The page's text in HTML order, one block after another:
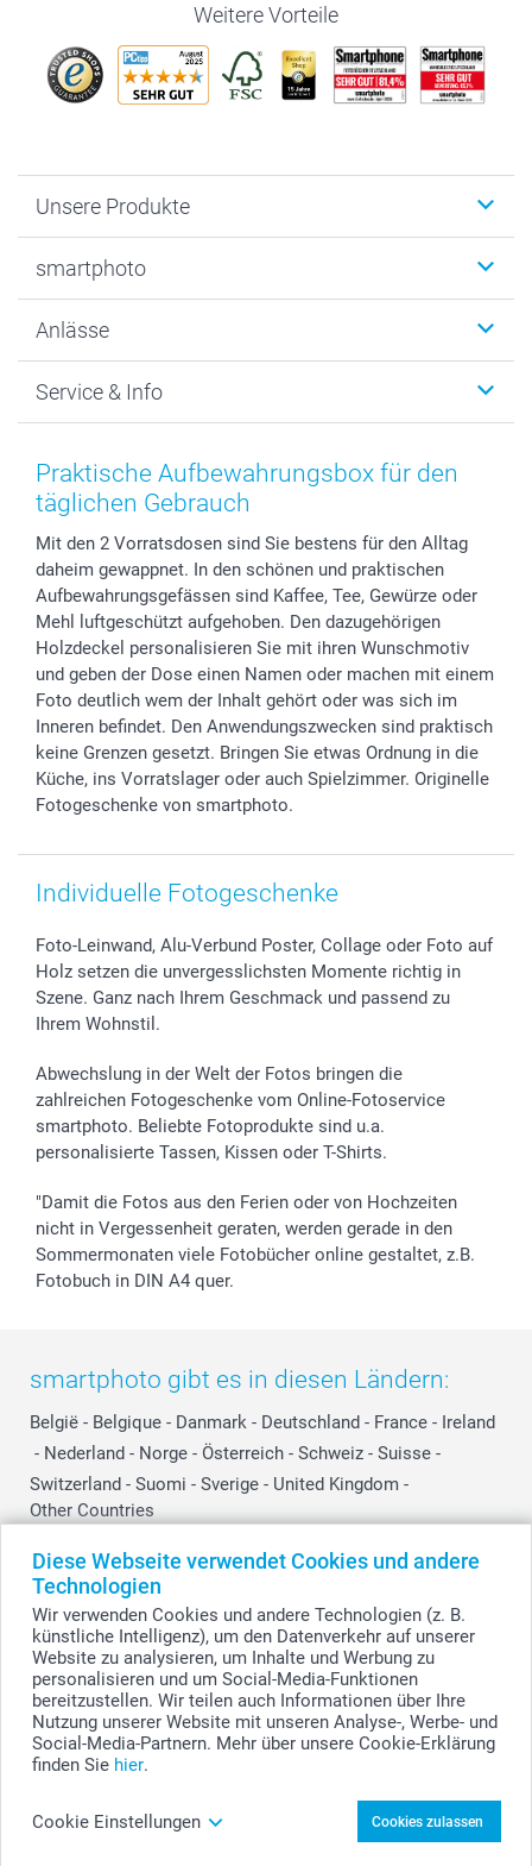
Diese Webseite verwendet Cookies und andere
Technologien
Wir verwenden Cookies und andere Technologien (z. B.
künstliche Intelligenz), um den Datenverkehr auf unserer
Website zu analysieren, um Inhalte und Werbung zu
personalisieren und um Social-Media-Funktionen
bereitzustellen. Wir teilen auch Informationen über Ihre
Nutzung unserer Website mit unseren Analyse-, Werbe- und
Social-Media-Partnern. Mehr über unsere Cookie-Erklärung
finden Sie hier.
Cookie Einstellungen Cookies zulassen
Weitere Vorteile
Unsere Produkte
Fotogeschenke
MyNameBook
Fotoabzüge, Fotos als Buch & Poster
Zubehör & Material
Foto-Kalender & Agenden
Geschenk-Gutscheine (PDF)
smartphoto
Warum smartphoto
Datenschutz
AGB
Impressum
Partnerprogramme
Investor Relations
B2B smartbusiness
Widerrufsrecht
Anlässe
Neujahr
Muttertag
Vatertag
Hochzeit
Geburtstag
Geburt
Zu allen Anlässen
Service & Info
Anmelden /Registrieren
Preise und Versandkosten
72h Lieferung
Zahlungsmöglichkeiten
Sitemap
Status der Bestellung
smartfriends
smartgarantie
smartbonus
Praktische Aufbewahrungsbox für den
täglichen Gebrauch
Mit den 2 Vorratsdosen sind Sie bestens für den Alltag
daheim gewappnet. In den schönen und praktischen
Aufbewahrungsgefässen sind Kaffee, Tee, Gewürze oder
Mehl luftgeschützt aufgehoben. Den dazugehörigen
Holzdeckel personalisieren Sie mit ihren Wunschmotiv
und geben der Dose einen Namen oder machen mit einem
Foto deutlich wem der Inhalt gehört oder was sich im
Inneren befindet. Den Anwendungszwecken sind praktisch
keine Grenzen gesetzt. Bringen Sie etwas Ordnung in die
Küche, ins Vorratslager oder auch Spielzimmer. Originelle
Fotogeschenke von smartphoto.
Individuelle Fotogeschenke
Foto-Leinwand, Alu-Verbund Poster, Collage oder Foto auf
Holz setzen die unvergesslichsten Momente richtig in
Szene. Ganz nach Ihrem Geschmack und passend zu
Ihrem Wohnstil.
Abwechslung in der Welt der Fotos bringen die
zahlreichen Fotogeschenke vom Online-Fotoservice
smartphoto. Beliebte Fotoprodukte sind u.a.
personalisierte Tassen, Kissen oder T-Shirts.
"Damit die Fotos aus den Ferien oder von Hochzeiten
nicht in Vergessenheit geraten, werden gerade in den
Sommermonaten viele Fotobücher online gestaltet, z.B.
Fotobuch in DIN A4 quer.
smartphoto gibt es in diesen Ländern:
België - Belgique - Danmark - Deutschland - France - Ireland
- Nederland - Norge - Österreich - Schweiz - Suisse -
Switzerland - Suomi - Sverige - United Kingdom -
Other Countries
© smartphoto Group. Alle Rechte vorbehalten.
Alle Preise verstehen sich in EURO (€) inkl. MwSt. und zzgl. Versandkosten.